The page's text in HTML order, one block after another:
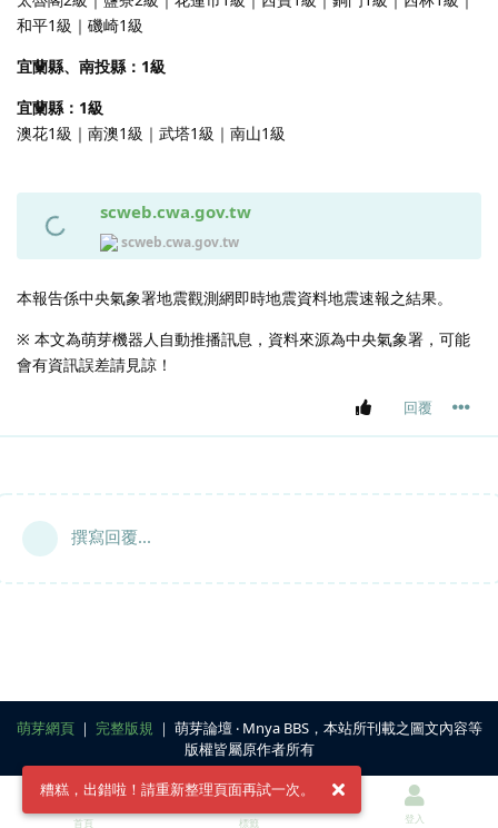
和平1級｜磯崎1級
宜蘭縣、南投縣：1級
宜蘭縣：1級
澳花1級｜南澳1級｜武塔1級｜南山1級
scweb.cwa.gov.tw
scweb.cwa.gov.tw
本報告係中央氣象署地震觀測網即時地震資料地震速報之結果。
※ 本文為萌芽機器人自動推播訊息，資料來源為中央氣象署，可能
會有資訊誤差請見諒！
回覆
撰寫回覆...
萌芽網頁｜ 完整版規 ｜ 萌芽論壇 ‧ Mnya BBS，本站所刊載之圖文內容等
版權皆屬原作者所有
糟糕，出錯啦！請重新整理頁面再試一次。
首頁 標籤 登入